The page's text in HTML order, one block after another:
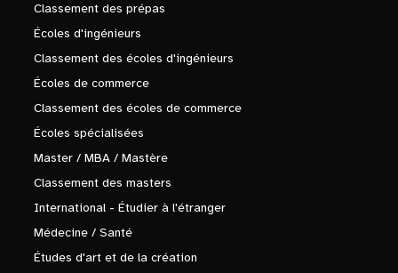
Classement des prépas
Écoles d'ingénieurs
Classement des écoles d'ingénieurs
Écoles de commerce
Classement des écoles de commerce
Écoles spécialisées
Master / MBA / Mastère
Classement des masters
International - Étudier à l'étranger
Médecine / Santé
Études d'art et de la création